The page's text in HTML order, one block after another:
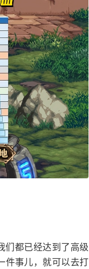
们都已经达到了高级
件事儿，就可以去打